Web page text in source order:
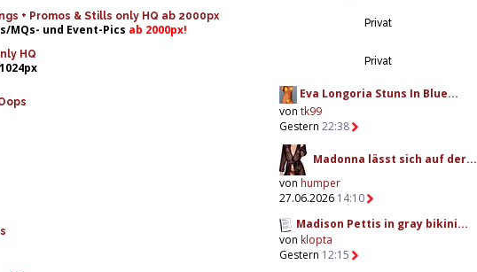
+ Promos & Stills only HQ ab 2000px
MQs- und Event-Pics ab 2000px! Privat
HQ
Privat
Eva Longoria Stuns In Blue...
von tk99
Gestern 22:38
Madonna lässt sich auf der...
von humper
27.06.2026 14:10
Madison Pettis in gray bikini...
von klopta
Gestern 12:15